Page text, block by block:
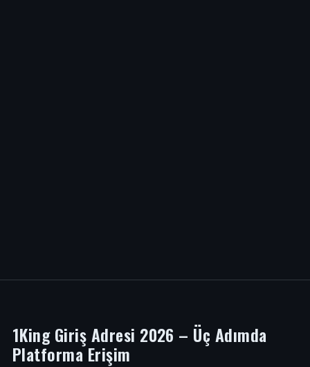
1King Giriş Adresi 2026 – Üç Adımda
Platforma Erişim